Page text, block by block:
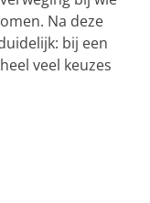
Na deze
bij een
veel keuzes